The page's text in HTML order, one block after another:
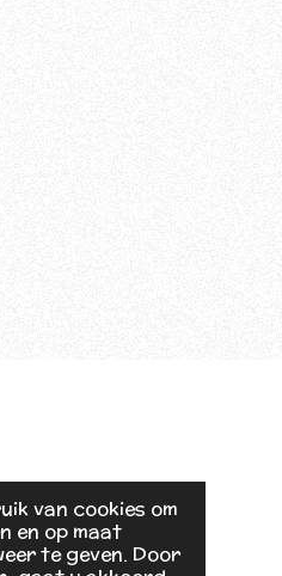
van cookies om
en op maat
te geven. Door